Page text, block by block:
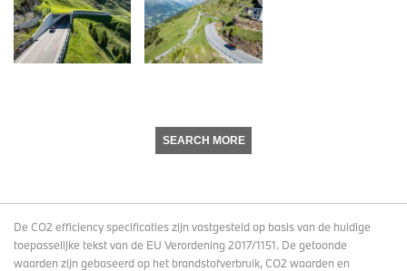
SEARCH MORE
De CO2 efficiency specificaties zijn vastgesteld op basis van de huidige
toepasselijke tekst van de EU Verordening 2017/1151. De getoonde
waarden zijn gebaseerd op het brandstofverbruik, CO2 waarden en